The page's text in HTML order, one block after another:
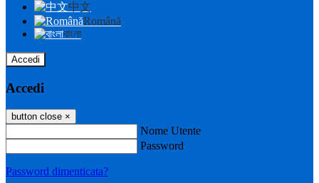
中文
Română
বাংলা
Accedi
Accedi
button close ×
Nome Utente
Password
Password dimenticata?